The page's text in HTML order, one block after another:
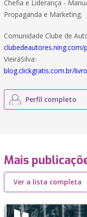
Chefia e Liderança -
Propaganda e Marketing.
Comunidade Clube de
clubedeautores.ning.com/
VieiraSilva:
blog.clickgratis.com.br/
Perfil completo
Mais
Ver a lista completa